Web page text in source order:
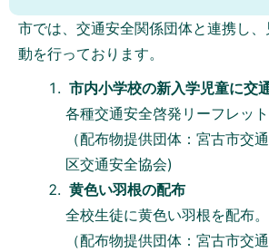
市では、交通安全関係団体と連携し
動を行っております。
市内小学校の新入学児童に交
各種交通安全啓発リーフレッ
（配布物提供団体：宮古市交
区交通安全協会)
黄色い羽根の配布
全校生徒に黄色い羽根を配布。
（配布物提供団体：宮古市交